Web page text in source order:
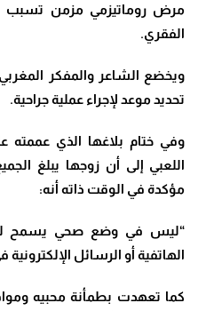
مرض روماتيزمي مزمن تسبب
الفقري.
ويخضع الشاعر والمفكر المغربي
تحديد موعد لإجراء عملية جراحية.
وفي ختام بلاغها الذي
اللعبي إلى أن زوجها يبلغ
مؤكدة في الوقت ذاته أنه:
“ليس في وضع صحي يسمح له
الهاتفية أو الرسائل
كما تعهدت بطمأنة محبيه